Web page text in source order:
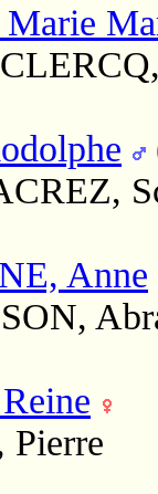
Anne